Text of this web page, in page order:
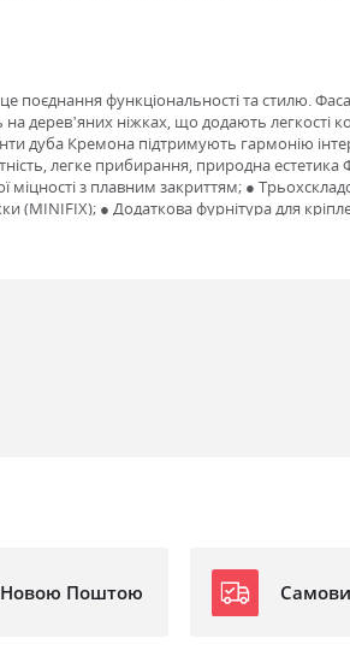
функціональності та стилю.
ніжках, що додають легкості
дуба Кремона підтримують гармонію
легке прибирання, природна
з плавним закриттям; ●
(MINIFIX); ● Додаткова фурнітура для
Новою Поштою